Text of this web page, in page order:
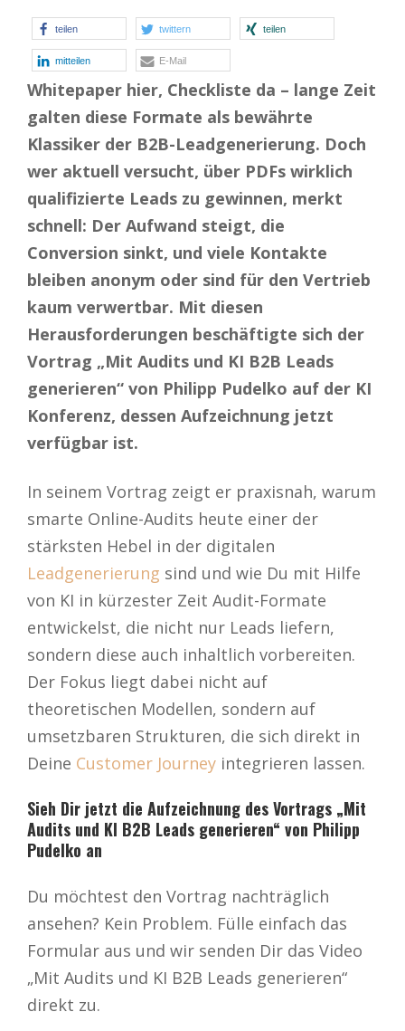
teilen twittern teilen
mitteilen E-Mail
Whitepaper hier, Checkliste da – lange Zeit
galten diese Formate als bewährte
Klassiker der B2B-Leadgenerierung. Doch
wer aktuell versucht, über PDFs wirklich
qualifizierte Leads zu gewinnen, merkt
schnell: Der Aufwand steigt, die
Conversion sinkt, und viele Kontakte
bleiben anonym oder sind für den Vertrieb
kaum verwertbar. Mit diesen
Herausforderungen beschäftigte sich der
Vortrag „Mit Audits und KI B2B Leads
generieren“ von Philipp Pudelko auf der KI
Konferenz, dessen Aufzeichnung jetzt
verfügbar ist.
In seinem Vortrag zeigt er praxisnah, warum
smarte Online-Audits heute einer der
stärksten Hebel in der digitalen
Leadgenerierung sind und wie Du mit Hilfe
von KI in kürzester Zeit Audit-Formate
entwickelst, die nicht nur Leads liefern,
sondern diese auch inhaltlich vorbereiten.
Der Fokus liegt dabei nicht auf
theoretischen Modellen, sondern auf
umsetzbaren Strukturen, die sich direkt in
Deine Customer Journey integrieren lassen.
Sieh Dir jetzt die Aufzeichnung des Vortrags „Mit
Audits und KI B2B Leads generieren“ von Philipp
Pudelko an
Du möchtest den Vortrag nachträglich
ansehen? Kein Problem. Fülle einfach das
Formular aus und wir senden Dir das Video
„Mit Audits und KI B2B Leads generieren“
direkt zu.